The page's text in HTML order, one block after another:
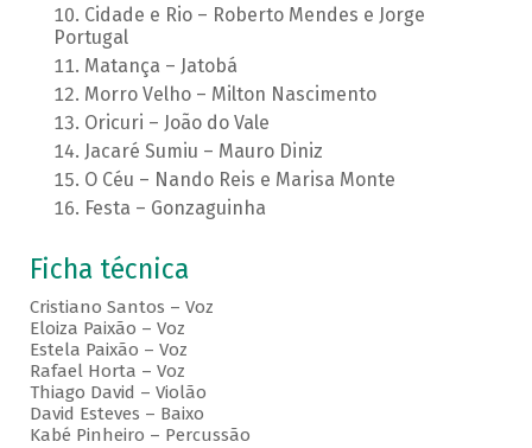
Cidade e Rio – Roberto Mendes e Jorge
Portugal
Matança – Jatobá
Morro Velho – Milton Nascimento
Oricuri – João do Vale
Jacaré Sumiu – Mauro Diniz
O Céu – Nando Reis e Marisa Monte
Festa – Gonzaguinha
Ficha técnica
Cristiano Santos – Voz
Eloiza Paixão – Voz
Estela Paixão – Voz
Rafael Horta – Voz
Thiago David – Violão
David Esteves – Baixo
Kabé Pinheiro – Percussão